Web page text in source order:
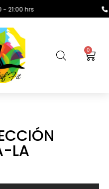
hrs
0
LA